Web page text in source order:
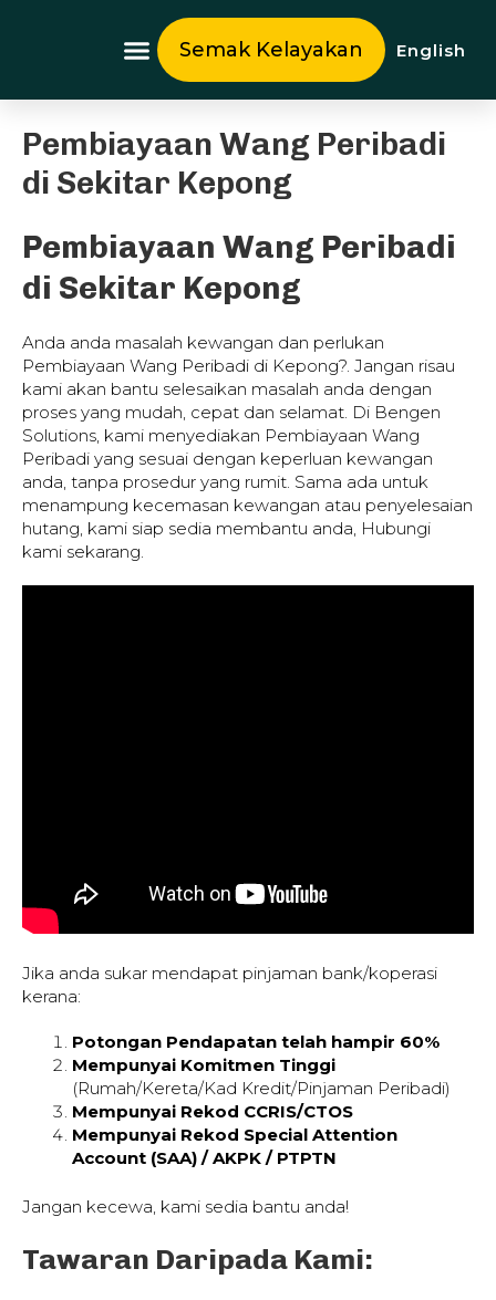
Semak Kelayakan English
Pembiayaan Wang Peribadi
di Sekitar Kepong
Pembiayaan Wang Peribadi
di Sekitar Kepong
Anda anda masalah kewangan dan perlukan
Pembiayaan Wang Peribadi di Kepong?. Jangan risau
kami akan bantu selesaikan masalah anda dengan
proses yang mudah, cepat dan selamat. Di Bengen
Solutions, kami menyediakan Pembiayaan Wang
Peribadi yang sesuai dengan keperluan kewangan
anda, tanpa prosedur yang rumit. Sama ada untuk
menampung kecemasan kewangan atau penyelesaian
hutang, kami siap sedia membantu anda, Hubungi
kami sekarang.
Jika anda sukar mendapat pinjaman bank/koperasi
kerana:
Potongan Pendapatan telah hampir 60%
Mempunyai Komitmen Tinggi
(Rumah/Kereta/Kad Kredit/Pinjaman Peribadi)
Mempunyai Rekod CCRIS/CTOS
Mempunyai Rekod Special Attention
Account (SAA) / AKPK / PTPTN
Jangan kecewa, kami sedia bantu anda!
Tawaran Daripada Kami: